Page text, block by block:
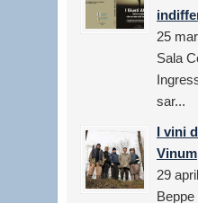
25
Sala
sar...
I vini
Vinum
29
Beppe